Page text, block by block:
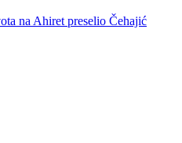
na Ahiret preselio Čehajić